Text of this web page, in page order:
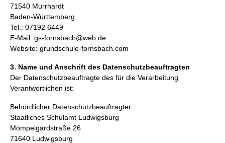
71540 Murrhardt
Baden-Württemberg
Tel.: 07192 6449
E-Mail: gs-fornsbach@web.de
Website: grundschule-fornsbach.com
3. Name und Anschrift des Datenschutzbeauftragten
Der Datenschutzbeauftragte des für die Verarbeitung
Verantwortlichen ist:
Behördlicher Datenschutzbeauftragter
Staatliches Schulamt Ludwigsburg
Mömpelgardstraße 26
71640 Ludwigsburg